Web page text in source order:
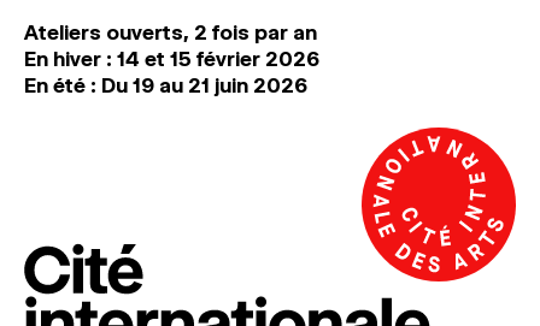
Ateliers ouverts, 2 fois par an
En hiver : 14 et 15 février 2026
En été : Du 19 au 21 juin 2026